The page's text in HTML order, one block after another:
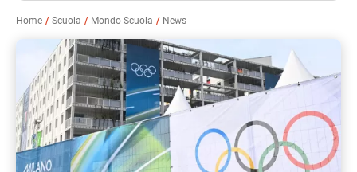
Home Scuola Mondo Scuola News